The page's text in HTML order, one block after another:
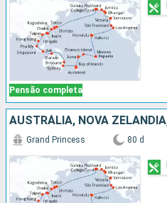
Pensão completa
Grand Princess 80 d